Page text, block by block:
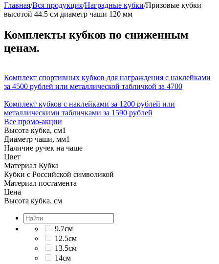
Главная/Вся продукция/Наградные кубки/Призовые кубки
высотой 44.5 см диаметр чаши 120 мм
Комплекты кубков по сниженным
ценам.
Комплект спортивных кубков для награждения с наклейками
за 4500 рублей или металлической табличкой за 4700
Комплект кубков с наклейками за 1200 рублей или
металлическими табличками за 1590 рублей
Все промо-акции
Высота кубка, см1
Диаметр чаши, мм1
Наличие ручек на чаше
Цвет
Материал Кубка
Кубки с Российской символикой
Материал постамента
Цена
Высота кубка, см
9.7см
12.5см
13.5см
14см